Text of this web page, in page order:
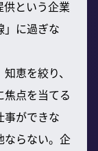
という企業
」に過ぎな
恵を絞り、
点を当てる
事ができな
ならない。企